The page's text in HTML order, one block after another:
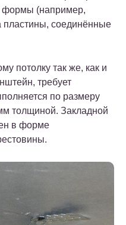
формы (например,
пластины, соединённые
потолку так же, как и
требует
по размеру
толщиной. Закладной
в форме